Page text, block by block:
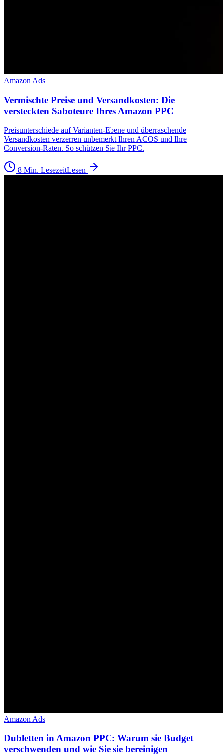
Amazon Ads
Vermischte Preise und Versandkosten: Die
versteckten Saboteure Ihres Amazon PPC
Preisunterschiede auf Varianten-Ebene und überraschende
Versandkosten verzerren unbemerkt Ihren ACOS und Ihre
Conversion-Raten. So schützen Sie Ihr PPC.
8 Min. LesezeitLesen
Amazon Ads
Dubletten in Amazon PPC: Warum sie Budget
verschwenden und wie Sie sie bereinigen